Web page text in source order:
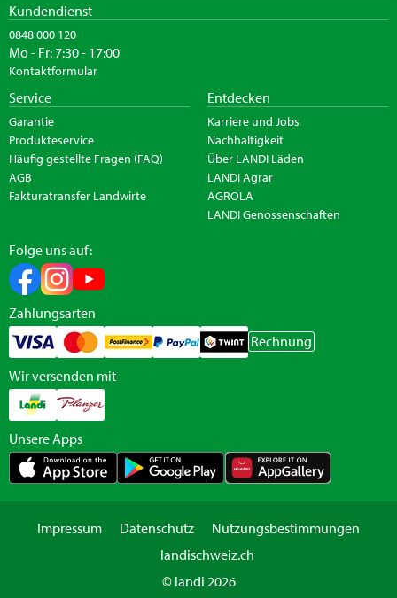
Kundendienst
0848 000 120
Mo - Fr: 7:30 - 17:00
Kontaktformular
Service
Garantie
Produkteservice
Häufig gestellte Fragen (FAQ)
AGB
Fakturatransfer Landwirte
Entdecken
Karriere und Jobs
Nachhaltigkeit
Über LANDI Läden
LANDI Agrar
AGROLA
LANDI Genossenschaften
Folge uns auf:
Zahlungsarten
Rechnung
Wir versenden mit
Unsere Apps
Impressum Datenschutz
Nutzungsbestimmungen
landischweiz.ch
© landi 2026